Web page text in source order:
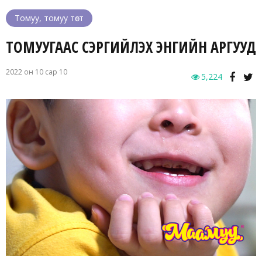
Томуу, томуу төст
ТОМУУГААС СЭРГИЙЛЭХ ЭНГИЙН АРГУУД
2022 он 10 сар 10 5,224